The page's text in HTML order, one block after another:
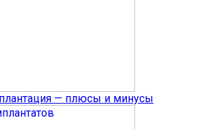
— плюсы и минусы